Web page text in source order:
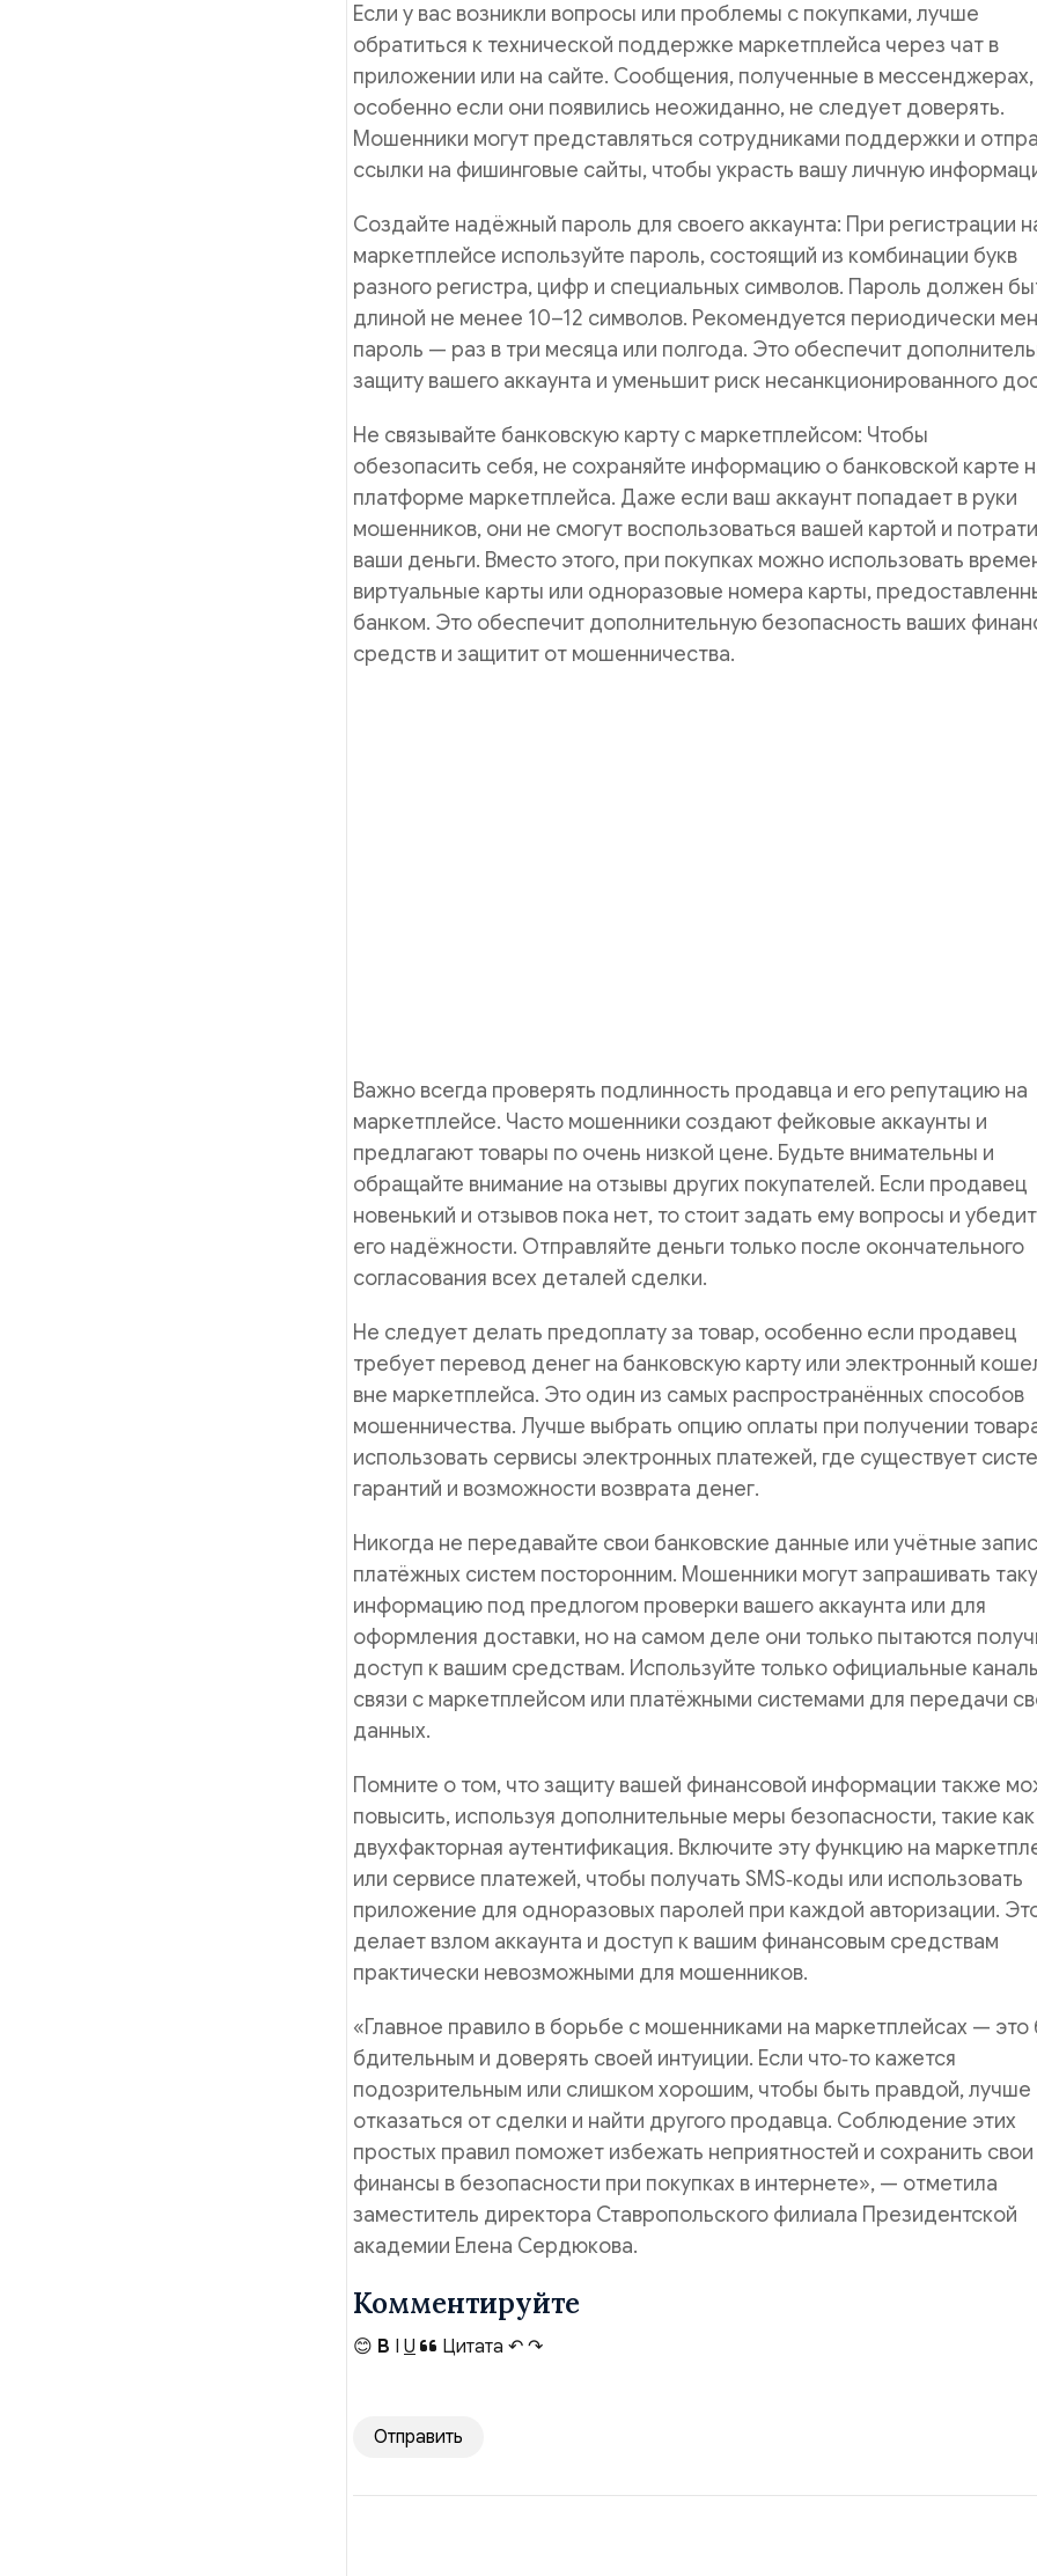
Если у вас возникли вопросы или проблемы с покупками, лучше
обратиться к технической поддержке маркетплейса через чат в
приложении или на сайте. Сообщения, полученные в мессенджерах,
особенно если они появились неожиданно, не следует доверять.
Мошенники могут представляться сотрудниками поддержки и
ссылки на фишинговые сайты, чтобы украсть вашу личную
Создайте надёжный пароль для своего аккаунта: При регистрации
маркетплейсе используйте пароль, состоящий из комбинации букв
разного регистра, цифр и специальных символов. Пароль должен
длиной не менее 10–12 символов. Рекомендуется периодически
пароль — раз в три месяца или полгода. Это обеспечит
защиту вашего аккаунта и уменьшит риск несанкционированного
Не связывайте банковскую карту с маркетплейсом: Чтобы
обезопасить себя, не сохраняйте информацию о банковской карте
платформе маркетплейса. Даже если ваш аккаунт попадает в руки
мошенников, они не смогут воспользоваться вашей картой и
ваши деньги. Вместо этого, при покупках можно использовать
виртуальные карты или одноразовые номера карты,
банком. Это обеспечит дополнительную безопасность ваших
средств и защитит от мошенничества.
Важно всегда проверять подлинность продавца и его репутацию на
маркетплейсе. Часто мошенники создают фейковые аккаунты и
предлагают товары по очень низкой цене. Будьте внимательны и
обращайте внимание на отзывы других покупателей. Если продавец
новенький и отзывов пока нет, то стоит задать ему вопросы и
его надёжности. Отправляйте деньги только после окончательного
согласования всех деталей сделки.
Не следует делать предоплату за товар, особенно если продавец
требует перевод денег на банковскую карту или электронный
вне маркетплейса. Это один из самых распространённых способов
мошенничества. Лучше выбрать опцию оплаты при получении
использовать сервисы электронных платежей, где существует
гарантий и возможности возврата денег.
Никогда не передавайте свои банковские данные или учётные
платёжных систем посторонним. Мошенники могут запрашивать
информацию под предлогом проверки вашего аккаунта или для
оформления доставки, но на самом деле они только пытаются
доступ к вашим средствам. Используйте только официальные
связи с маркетплейсом или платёжными системами для передачи
данных.
Помните о том, что защиту вашей финансовой информации также
повысить, используя дополнительные меры безопасности, такие как
двухфакторная аутентификация. Включите эту функцию на
или сервисе платежей, чтобы получать SMS‑коды или использовать
приложение для одноразовых паролей при каждой авторизации.
делает взлом аккаунта и доступ к вашим финансовым средствам
практически невозможными для мошенников.
«Главное правило в борьбе с мошенниками на маркетплейсах — это
бдительным и доверять своей интуиции. Если что‑то кажется
подозрительным или слишком хорошим, чтобы быть правдой, лучше
отказаться от сделки и найти другого продавца. Соблюдение этих
простых правил поможет избежать неприятностей и сохранить свои
финансы в безопасности при покупках в интернете», — отметила
заместитель директора Ставропольского филиала Президентской
академии Елена Сердюкова.
Комментируйте
😊 B I U Цитата ↶ ↷
Отправить